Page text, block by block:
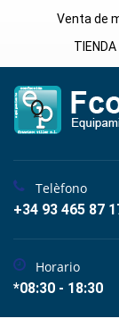
Venta de
TIENDA
Telèfono
+34 93 465 87
Horario
*08:30 - 18:30